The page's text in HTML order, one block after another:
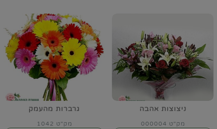
ניצוצות אהבה
מק"ט 000004
גרברות מהעמק
מק"ט 1042